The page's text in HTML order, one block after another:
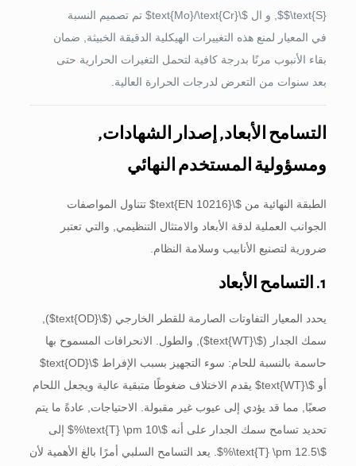
$\text{S}$ , و ال $\text{Mo}/\text{Cr}$
تم تصميم النسبة
في المعيار لمنع هذه التغييرات الهيكلية الدقيقة الخبيثة, ضمان
بقاء الأنبوب مرنًا بدرجة كافية لتحمل التغيرات الحرارية حتى
بعد سنوات من التعرض لدرجات الحرارة العالية.
التسامح الأبعاد, إصدار الشهادات,
ومسؤولية المستخدم النهائي
الطبقة النهائية من $\text{EN 10216}$
تتناول المواصفات
الجوانب العملية لدقة الأبعاد والامتثال التنظيمي, والتي تعتبر
ضرورية لتصنيع الأنابيب وسلامة النظام.
1. التسامح الأبعاد
يحدد المعيار التفاوتات الصارمة للقطر الخارجي ($\text{OD}$
),
سمك الجدار ($\text{WT}$
), والطول. الانحرافات المسموح بها
حاسمة بالنسبة للحام: سوء التجهيز بسبب الإفراط $\text{OD}$
أو $\text{WT}$
يقدم الاختلاف ضغوطًا متبقية عالية ويجعل اللحام
صعبًا, مما قد يؤدي إلى عيوب غير مقبولة. الاحتياجات, عادةً ما يتم
تحديد تسامح سمك الجدار على أنه $\text{T} \pm 10\%$
إلى
$\text{T} \pm 12.5\%$
. يعد التسامح السلبي أمرًا بالغ الأهمية لأن